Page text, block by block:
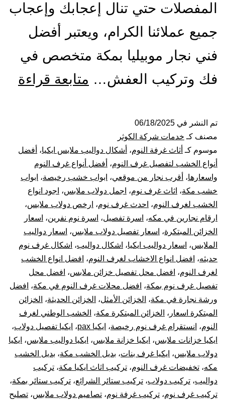
المفصلات حتي تنال إعجابك وإعجاب
جميع عملائنا الكرام، ويعتبر أفضل
فني نجار موبيليا بمكة متخصص في
فك وتركيب العفش… متابعة قراءة
تم النشر في 06/18/2025
مصنف كـ خدمات شركة الكوثر
موسوم كـ أثاث غرفة النوم، أشكال دواليب ملابس ايكيا، أفضل
أنواع الخشب لتفصيل غرف النوم، أفضل أنواع غرف النوم
واسعارها، أقرب نجار من موقعي، ابواب خشب رخيصة، ابواب
خشب مكة، اثاث غرف نوم، اجمل دولاب ملابس، اجود انواع
الخشب لغرف النوم، احدث غرف نوم، ارخص دولاب ملابس،
ارقام نجارين في مكه، اسرة تفصيل، اسرة نوم نفرين، اسعار
الخزائن المبتكرة، اسعار تفصيل دولاب ملابس، اسعار دواليب
الملابس، اسعار دواليب ايكيا، اشكال دواليب، اشكال غرف نوم
حديثه، افضل انواع الاخشاب لغرف النوم، افضل انواع الخشب
لغرف النوم، افضل محل تفصيل خزائن ملابس، افضل محل
تفصيل غرف نوم بمكة، افضل محلات غرف النوم في مكة، افضل
ورشة نجارة في مكة، الخزائن الأمثل، الخزائن الحديثة، الخزائن
المبتكرة اسعار ، الخزائن المبتكرة مكة، الخشب الوطني لغرف
النوم، انستقرام غرف نوم رخيصة، ايكيا pax ، ايكيا تفصيل دولاب،
ايكيا خزانات ملابس، ايكيا خزانة ملابس، ايكيا دواليب ملابس، ايكيا
دولاب ملابس، ايكيا غرف بنات، بديل الخشب مكة، بديل الخشب
مكه، تخفيضات غرف النوم، تركيب اثاث ايكيا مكة، تركيب
دواليب، تركيب دولاب، تركيب ستائر الشرائع، تركيب ستائر بمكة،
تركيب غرف نوم، تركيب غرفة نوم، تصاميم دولاب ملابس، تصليح